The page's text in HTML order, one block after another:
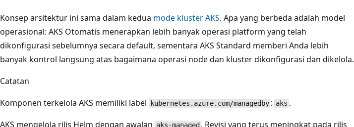
Konsep arsitektur ini sama dalam kedua mode kluster AKS. Apa yang berbeda adalah model
operasional: AKS Otomatis menerapkan lebih banyak operasi platform yang telah
dikonfigurasi sebelumnya secara default, sementara AKS Standard memberi Anda lebih
banyak kontrol langsung atas bagaimana operasi node dan kluster dikonfigurasi dan dikelola.
Catatan
Komponen terkelola AKS memiliki label
kubernetes.azure.com/managedby : aks .
AKS mengelola rilis Helm dengan awalan aks-managed . Revisi yang terus meningkat pada rilis